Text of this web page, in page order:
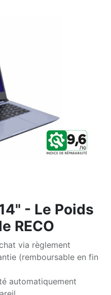
- Le Poids
RECO
via règlement
(remboursable en fin
automatiquement